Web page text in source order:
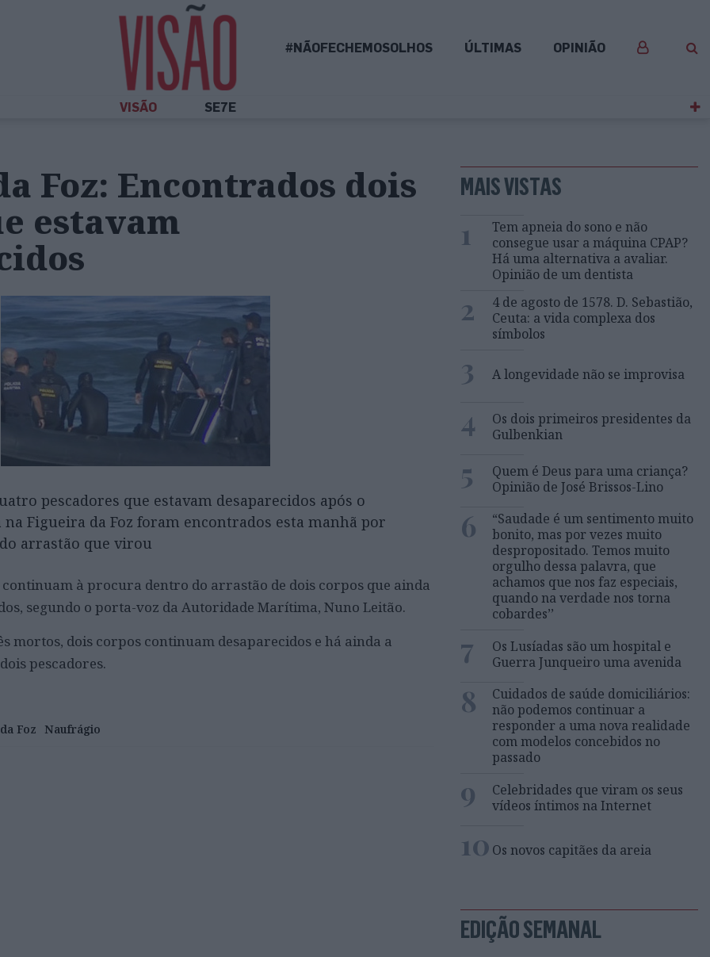
#NÃOFECHEMOSOLHOS ÚLTIMAS OPINIÃO
VISÃO SE7E
Foz: Encontrados dois
estavam
pescadores que estavam desaparecidos após o
Figueira da Foz foram encontrados esta manhã por
arrastão que virou
à procura dentro do arrastão de dois corpos que ainda
segundo o porta-voz da Autoridade Marítima, Nuno Leitão.
mortos, dois corpos continuam desaparecidos e há ainda a
pescadores.
Foz Naufrágio
MAIS VISTAS
1
Tem apneia do sono e não
consegue usar a máquina CPAP?
Há uma alternativa a avaliar.
Opinião de um dentista
2
4 de agosto de 1578. D. Sebastião,
Ceuta: a vida complexa dos
símbolos
3 A longevidade não se improvisa
4
Os dois primeiros presidentes da
Gulbenkian
5
Quem é Deus para uma criança?
Opinião de José Brissos-Lino
6
“Saudade é um sentimento muito
bonito, mas por vezes muito
despropositado. Temos muito
orgulho dessa palavra, que
achamos que nos faz especiais,
quando na verdade nos torna
cobardes’’
7
Os Lusíadas são um hospital e
Guerra Junqueiro uma avenida
8
Cuidados de saúde domiciliários:
não podemos continuar a
responder a uma nova realidade
com modelos concebidos no
passado
9
Celebridades que viram os seus
vídeos íntimos na Internet
10 Os novos capitães da areia
EDIÇÃO SEMANAL